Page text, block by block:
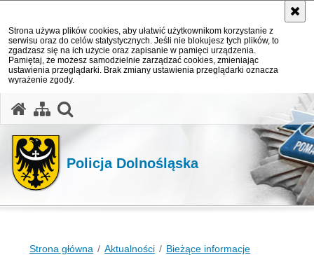
Strona używa plików cookies, aby ułatwić użytkownikom korzystanie z
serwisu oraz do celów statystycznych. Jeśli nie blokujesz tych plików, to
zgadzasz się na ich użycie oraz zapisanie w pamięci urządzenia.
Pamiętaj, że możesz samodzielnie zarządzać cookies, zmieniając
ustawienia przeglądarki. Brak zmiany ustawienia przeglądarki oznacza
wyrażenie zgody.
Policja Dolnośląska
Strona główna Aktualności Bieżące informacje